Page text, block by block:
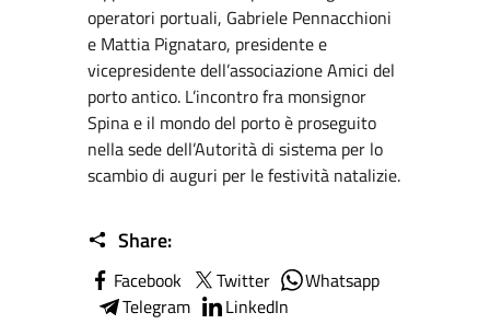
operatori portuali, Gabriele Pennacchioni
e Mattia Pignataro, presidente e
vicepresidente dell’associazione Amici del
porto antico. L’incontro fra monsignor
Spina e il mondo del porto è proseguito
nella sede dell’Autorità di sistema per lo
scambio di auguri per le festività natalizie.
Share:
Facebook Twitter
Whatsapp
Telegram
LinkedIn